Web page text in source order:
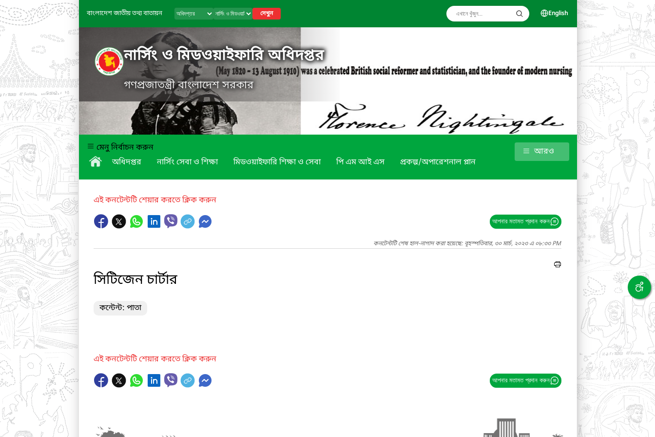
বাংলাদেশ জাতীয় তথ্য বাতায়ন দেখুন English
নার্সিং ও মিডওয়াইফারি অধিদপ্তর
গণপ্রজাতন্ত্রী বাংলাদেশ সরকার
মেনু নির্বাচন করুন
অধিদপ্তর
নার্সিং সেবা ও শিক্ষা মিডওয়াইফারি শিক্ষা ও সেবা পি এম আই এস প্রকল্প/অপারেশনাল প্লান
আরও
এই কনটেন্টটি শেয়ার করতে ক্লিক করুন
আপনার মতামত প্রদান করুন
কনটেন্টটি শেষ হাল-নাগাদ করা হয়েছে: বৃহস্পতিবার, ৩০ মার্চ, ২০২৩ এ ০৮:৩৩ PM
সিটিজেন চার্টার
কন্টেন্ট: পাতা
এই কনটেন্টটি শেয়ার করতে ক্লিক করুন
আপনার মতামত প্রদান করুন